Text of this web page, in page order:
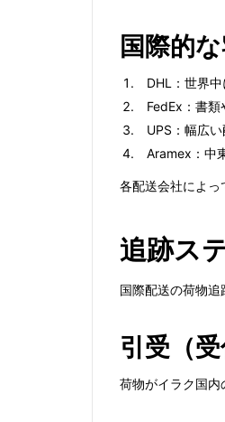
国際的
DHL：世界
FedEx：書類
UPS：幅広
Aramex：中
各配送会社によっ
追跡ス
国際配送の荷物
引受（受
荷物がイラク国内